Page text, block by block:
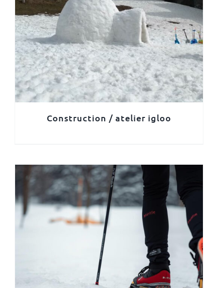
Construction / atelier igloo